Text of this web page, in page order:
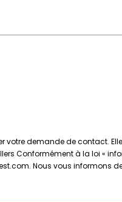
votre demande de contact.
Conformément à la loi «
Nous vous informons